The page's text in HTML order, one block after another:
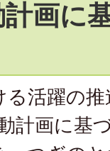
画に
活躍の
計画に基